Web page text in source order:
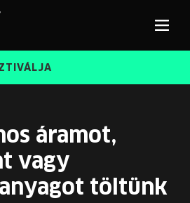
TANÁRREGISZTRÁCIÓ
áramot,
vagy
töltünk